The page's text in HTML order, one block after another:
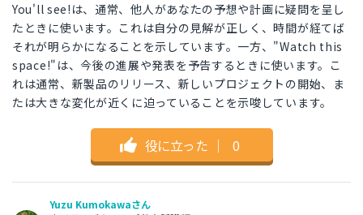
You'll see!は、通常、他人があなたの予想や計画に疑問を呈し
たときに使います。これは自分の見解が正しく、時間が経てば
それが明らかになることを示しています。一方、"Watch this
space!"は、今後の進展や発表を予告するときに使います。こ
れは通常、新製品のリリース、新しいプロジェクトの開始、ま
たは大きな変化が近くに迫っていることを示唆しています。
役に立った ｜ 0
Yuzu Kumokawaさん